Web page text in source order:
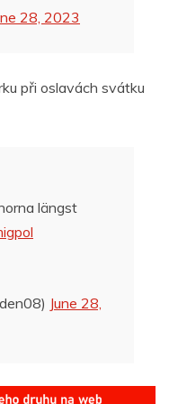
28, 2023
při oslavách svátku
längst
June 28,